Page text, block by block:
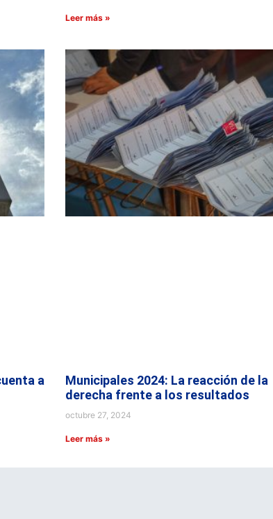
Leer más »
a
Municipales 2024: La reacción de la
derecha frente a los resultados
octubre 27, 2024
Leer más »